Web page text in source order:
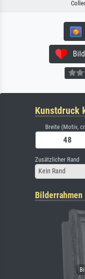
Bild
Kunstdruck
Breite (Motiv,
Zusätzlicher Rand
Kein Rand
Bilderrahmen